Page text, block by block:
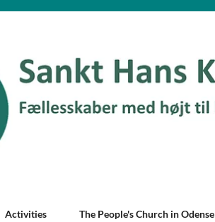
Activities The People's Church in Odense